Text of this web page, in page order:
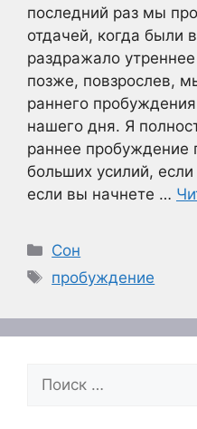
последний раз мы
отдачей, когда были
раздражало
позже, повзрослев,
раннего
нашего дня. Я
раннее пробуждение
больших усилий,
если вы начнете …
Рубрики
Сон
Метки
пробуждение
Поиск: